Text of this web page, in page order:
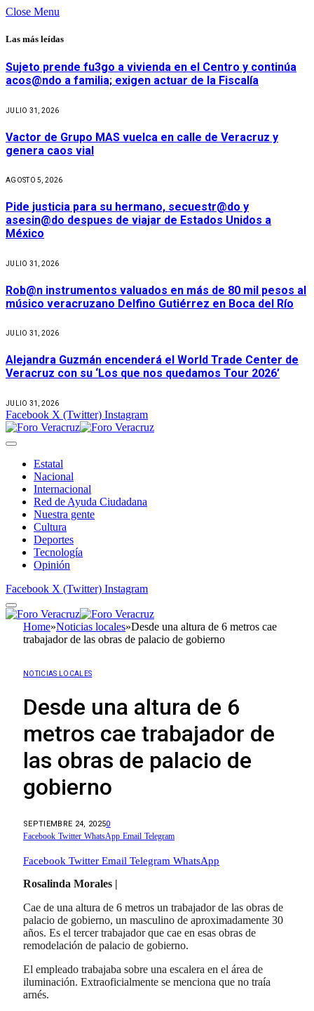
Close Menu
Las más leídas
Sujeto prende fu3go a vivienda en el Centro y continúa
acos@ndo a familia; exigen actuar de la Fiscalía
JULIO 31, 2026
Vactor de Grupo MAS vuelca en calle de Veracruz y
genera caos vial
AGOSTO 5, 2026
Pide justicia para su hermano, secuestr@do y
asesin@do despues de viajar de Estados Unidos a
México
JULIO 31, 2026
Rob@n instrumentos valuados en más de 80 mil pesos al
músico veracruzano Delfino Gutiérrez en Boca del Río
JULIO 31, 2026
Alejandra Guzmán encenderá el World Trade Center de
Veracruz con su ‘Los que nos quedamos Tour 2026’
JULIO 31, 2026
Facebook X (Twitter) Instagram
Estatal
Nacional
Internacional
Red de Ayuda Ciudadana
Nuestra gente
Cultura
Deportes
Tecnología
Opinión
Facebook X (Twitter) Instagram
Home»Noticias locales»Desde una altura de 6 metros cae
trabajador de las obras de palacio de gobierno
NOTICIAS LOCALES
Desde una altura de 6
metros cae trabajador de
las obras de palacio de
gobierno
SEPTIEMBRE 24, 20250
Facebook Twitter WhatsApp Email Telegram
Facebook Twitter Email Telegram WhatsApp
Rosalinda Morales |
Cae de una altura de 6 metros un trabajador de las obras de
palacio de gobierno, un masculino de aproximadamente 30
años. Es el tercer trabajador que cae en esas obras de
remodelación de palacio de gobierno.
El empleado trabajaba sobre una escalera en el área de
iluminación. Extraoficialmente se menciona que no traía
arnés.